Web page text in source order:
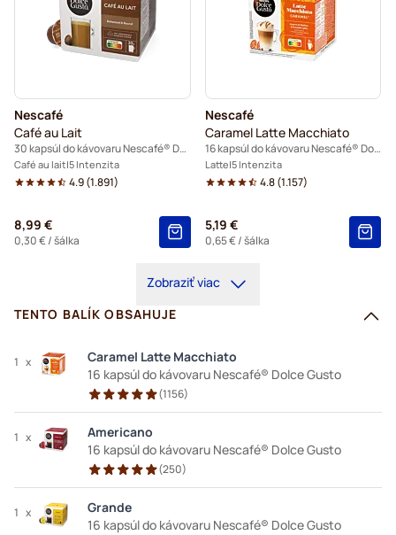
Nescafé
Café au Lait
30 kapsúl do kávovaru Nescafé® Dolce Gusto
Café au lait 5 Intenzita
4.9(1.891)
8,99 €
0,30 €/ šálka
Nescafé
Caramel Latte Macchiato
16 kapsúl do kávovaru Nescafé® Dolce Gusto
Latte 5 Intenzita
4.8(1.157)
5,19 €
0,65 €/ šálka
Zobraziť viac
TENTO BALÍK OBSAHUJE
1 x
Caramel Latte Macchiato
16 kapsúl do kávovaru Nescafé® Dolce Gusto
(1156)
1 x
Americano
16 kapsúl do kávovaru Nescafé® Dolce Gusto
(250)
1 x
Grande
16 kapsúl do kávovaru Nescafé® Dolce Gusto